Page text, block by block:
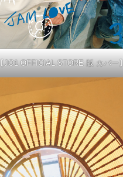
【JO1 OFFICIAL STORE 版 カバー】